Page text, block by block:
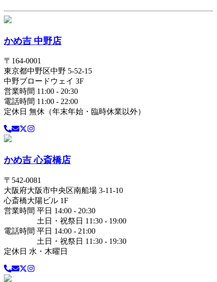
かめ吉 中野店
〒 164-0001
東京都中野区中野 5-52-15
中野ブロードウェイ 3F
営業時間 11:00 - 20:30
電話時間 11:00 - 22:00
定休日 無休（年末年始・臨時休業以外）
かめ吉 心斎橋店
〒 542-0081
大阪府大阪市中央区南船場 3-11-10
心斎橋大陽ビル 1F
営業時間 平日 14:00 - 20:30
土日・祝祭日 11:30 - 19:00
電話時間 平日 14:00 - 21:00
土日・祝祭日 11:30 - 19:30
定休日 水・木曜日